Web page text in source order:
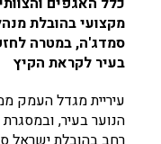
מקצועי בהובלת
סמדג'ה, במטרה
בעיר לקראת הקיץ
עיריית מגדל העמק
הנוער בעיר,